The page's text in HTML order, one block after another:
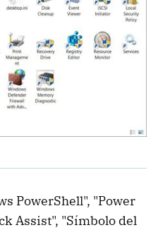
PowerShell", "Power
Assist", "Símbolo del